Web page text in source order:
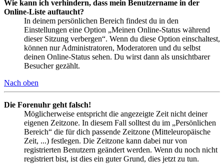
Wie kann ich verhindern, dass mein Benutzername in der
Online-Liste auftaucht?
In deinem persönlichen Bereich findest du in den
Einstellungen eine Option „Meinen Online-Status während
dieser Sitzung verbergen“. Wenn du diese Option einschaltest,
können nur Administratoren, Moderatoren und du selbst
deinen Online-Status sehen. Du wirst dann als unsichtbarer
Besucher gezählt.
Nach oben
Die Forenuhr geht falsch!
Möglicherweise entspricht die angezeigte Zeit nicht deiner
eigenen Zeitzone. In diesem Fall solltest du im „Persönlichen
Bereich“ die für dich passende Zeitzone (Mitteleuropäische
Zeit, ...) festlegen. Die Zeitzone kann dabei nur von
registrierten Benutzern geändert werden. Wenn du noch nicht
registriert bist, ist dies ein guter Grund, dies jetzt zu tun.